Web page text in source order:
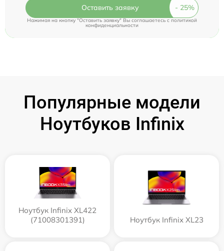
Оставить заявку
Нажимая на кнопку "Оставить заявку" Вы соглашаетесь cполитикой
конфиденциальности
Популярные модели
Ноутбуков Infinix
Ноутбук Infinix XL422
(71008301391)
Ноутбук Infinix XL23